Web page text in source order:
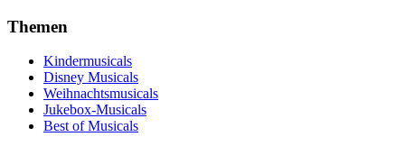
Themen
Kindermusicals
Disney Musicals
Weihnachtsmusicals
Jukebox-Musicals
Best of Musicals